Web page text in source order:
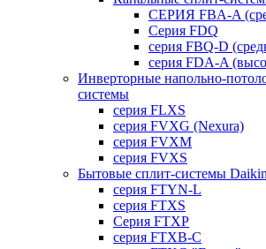
СЕРИЯ FBA-A
Серия FDQ
серия FBQ-D
серия FDA-A
Инверторные напольно-
системы
серия FLXS
серия FVXG (Nexura)
серия FVXM
серия FVXS
Бытовые сплит-системы Daikin
серия FTYN-L
серия FTXS
Серия FTXP
серия FTXB-C